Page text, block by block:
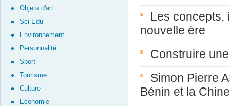
Objets d'art
Sci-Edu
Environnement
Personnalité
Sport
Tourisme
Culture
Economie
Les concepts,
nouvelle ère
Construire
Simon Pierre
Bénin et la Chine